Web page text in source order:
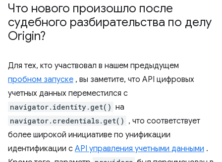
Что нового произошло после
судебного разбирательства по делу
Origin?
Для тех, кто участвовал в нашем предыдущем
пробном запуске , вы заметите, что API цифровых
учетных данных переместился с
navigator.identity.get() на
navigator.credentials.get() , что соответствует
более широкой инициативе по унификации
идентификации с API управления учетными данными .